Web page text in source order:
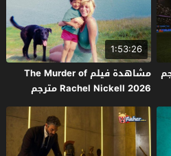
1:53:26
مشاهدة فيلم The Murder of
Rachel Nickell 2026 مترجم